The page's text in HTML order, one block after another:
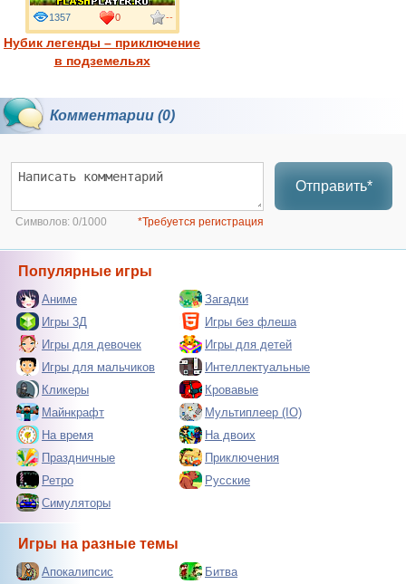
Нубик легенды – приключение
в подземельях
1357 0 --
Комментарии (0)
Отправить*
Символов: 0/1000 *Требуется регистрация
Популярные игры
Аниме
Загадки
Игры 3Д
Игры без флеша
Игры для девочек
Игры для детей
Игры для мальчиков
Интеллектуальные
Кликеры
Кровавые
Майнкрафт
Мультиплеер (IO)
На время
На двоих
Праздничные
Приключения
Ретро
Русские
Симуляторы
Игры на разные темы
Апокалипсис
Битва